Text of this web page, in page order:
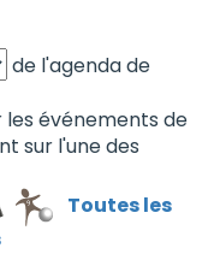
de l'agenda de
les événements de
sur l'une des
Toutes les